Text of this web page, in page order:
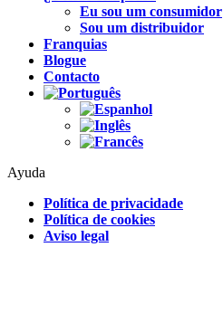
Eu sou um consumidor
Sou um distribuidor
Franquias
Blogue
Contacto
Ayuda
Política de privacidade
Política de cookies
Aviso legal